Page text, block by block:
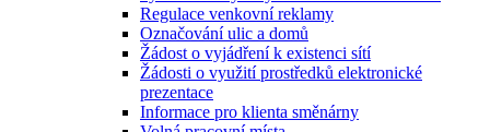
Regulace venkovní reklamy
Označování ulic a domů
Žádost o vyjádření k existenci sítí
Žádosti o využití prostředků elektronické
prezentace
Informace pro klienta směnárny